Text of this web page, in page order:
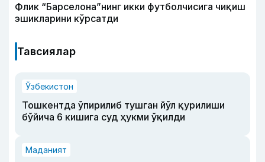
Флик “Барселона”нинг икки футболчисига чиқиш
эшикларини кўрсатди
Тавсиялар
Ўзбекистон
Тошкентда ўпирилиб тушган йўл қурилиши
бўйича 6 кишига суд ҳукми ўқилди
Маданият